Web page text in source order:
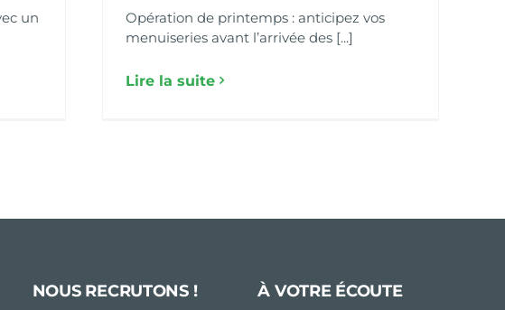
un
Opération de printemps : anticipez vos
menuiseries avant l’arrivée des [...]
Lire la suite
NOUS RECRUTONS ! À VOTRE ÉCOUTE